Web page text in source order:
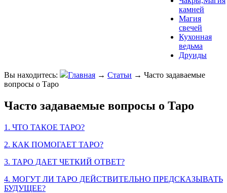
камней
Магия
свечей
Кухонная
ведьма
Друиды
Вы находитесь: Главная → Статьи → Часто задаваемые
вопросы о Таро
Часто задаваемые вопросы о Таро
1. ЧТО ТАКОЕ ТАРО?
2. КАК ПОМОГАЕТ ТАРО?
3. ТАРО ДАЕТ ЧЕТКИЙ ОТВЕТ?
4. МОГУТ ЛИ ТАРО ДЕЙСТВИТЕЛЬНО ПРЕДСКАЗЫВАТЬ
БУДУЩЕЕ?